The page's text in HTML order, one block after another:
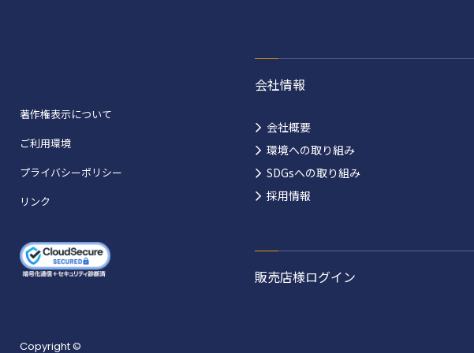
著作権表示について
ご利用環境
プライバシーポリシー
リンク
Copyright ©
会社情報
会社概要
環境への取り組み
SDGsへの取り組み
採用情報
販売店様ログイン